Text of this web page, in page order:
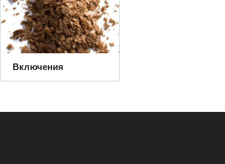
Включения